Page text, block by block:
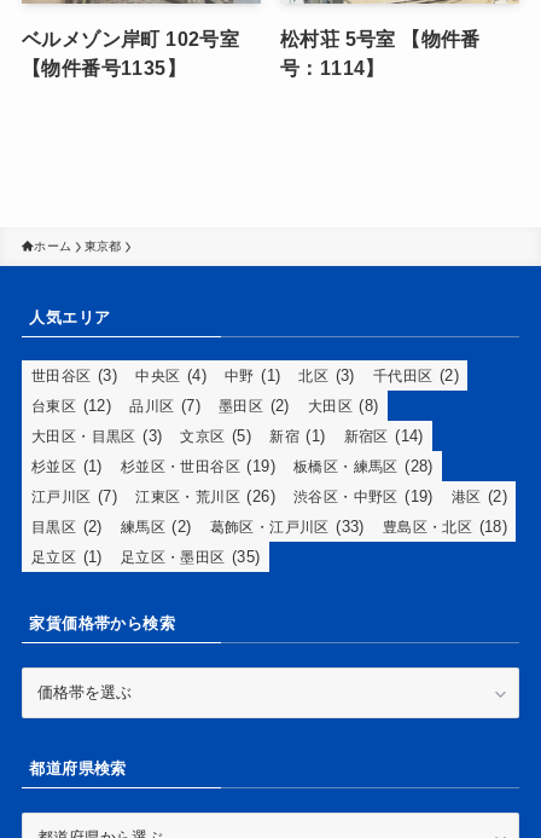
ベルメゾン岸町 102号室
【物件番号1135】
松村荘 5号室 【物件番
号：1114】
ホーム 東京都
人気エリア
世田谷区 (3) 中央区 (4) 中野 (1) 北区 (3) 千代田区 (2)
台東区 (12) 品川区 (7) 墨田区 (2) 大田区 (8)
大田区・目黒区 (3) 文京区 (5) 新宿 (1) 新宿区 (14)
杉並区 (1) 杉並区・世田谷区 (19) 板橋区・練馬区 (28)
江戸川区 (7) 江東区・荒川区 (26) 渋谷区・中野区 (19) 港区 (2)
目黒区 (2) 練馬区 (2) 葛飾区・江戸川区 (33) 豊島区・北区 (18)
足立区 (1) 足立区・墨田区 (35)
家賃価格帯から検索
帯
都道府県検索